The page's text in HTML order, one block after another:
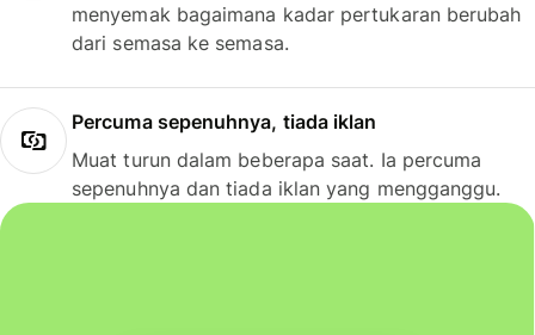
menyemak bagaimana kadar pertukaran berubah
dari semasa ke semasa.
Percuma sepenuhnya, tiada iklan
Muat turun dalam beberapa saat. Ia percuma
sepenuhnya dan tiada iklan yang mengganggu.